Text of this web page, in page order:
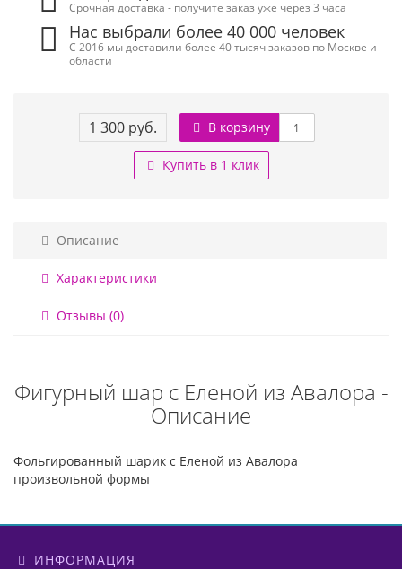
Срочная доставка - получите заказ уже через 3 часа
Нас выбрали более 40 000 человек
С 2016 мы доставили более 40 тысяч заказов по Москве и
области
1 300 руб. В корзину
Купить в 1 клик
Описание
Характеристики
Отзывы (0)
Фигурный шар с Еленой из Авалора -
Описание
Фольгированный шарик с Еленой из Авалора
произвольной формы
ИНФОРМАЦИЯ